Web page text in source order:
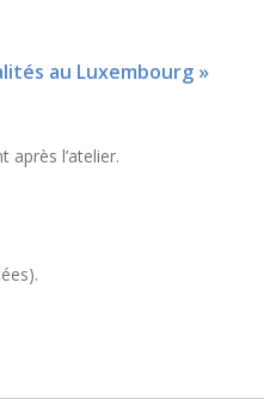
au Luxembourg »
l’atelier.